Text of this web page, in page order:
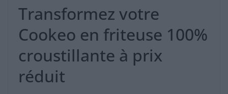
Transformez votre
Cookeo en friteuse 100%
croustillante à prix
réduit